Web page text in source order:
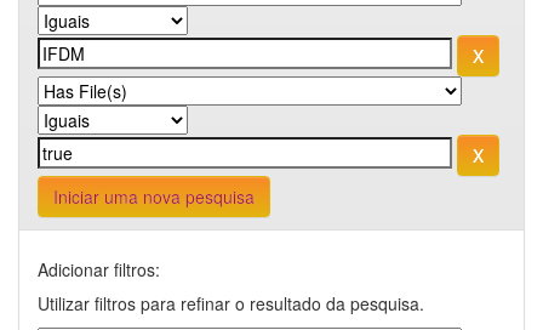
Iniciar uma nova pesquisa
Adicionar filtros:
Utilizar filtros para refinar o resultado da pesquisa.